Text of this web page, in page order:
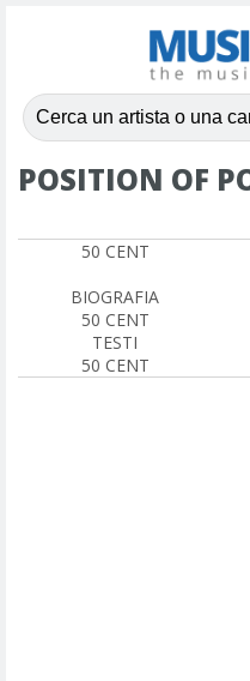
POSITION OF
50 CENT
BIOGRAFIA
50 CENT
TESTI
50 CENT